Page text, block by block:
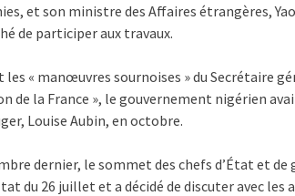
et son ministre des Affaires étrangères,
de participer aux travaux.
les « manœuvres sournoises » du Secrétaire
de la France », le gouvernement nigérien
Louise Aubin, en octobre.
dernier, le sommet des chefs d’État et
du 26 juillet et a décidé de discuter avec